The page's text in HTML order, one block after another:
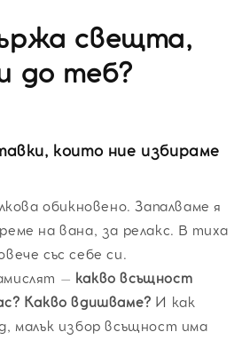
свещта,
до теб?
които ние избираме
обикновено. Запалваме я
на вана, за релакс. В тиха
със себе си.
– какво всъщност
Какво вдишваме? И как
малък избор всъщност има